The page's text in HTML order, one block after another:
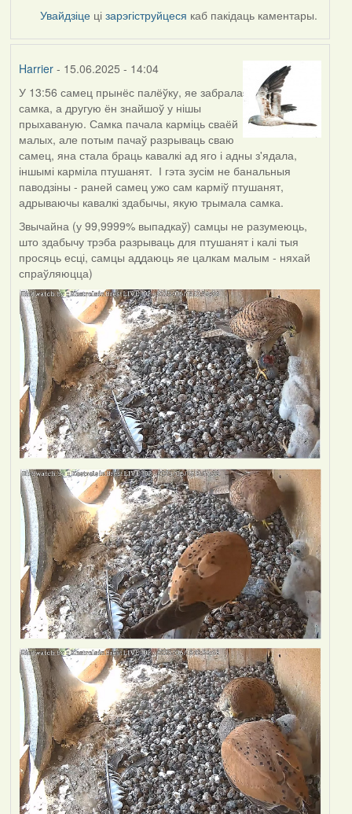
Увайдзіце цізарэгіструйцеся каб пакідаць каментары.
Harrier- 15.06.2025 - 14:04
У 13:56 самец прынёс палёўку, яе забрала
самка, а другую ён знайшоў у нішы
прыхаваную. Самка пачала карміць сваёй
малых, але потым пачаў разрываць сваю
самец, яна стала браць кавалкі ад яго і адны з'ядала,
іншымі карміла птушанят. І гэта зусім не банальныя
паводзіны - раней самец ужо сам карміў птушанят,
адрываючы кавалкі здабычы, якую трымала самка.
Звычайна (у 99,9999% выпадкаў) самцы не разумеюць,
што здабычу трэба разрываць для птушанят і калі тыя
просяць есці, самцы аддаюць яе цалкам малым - няхай
спраўляюцца)